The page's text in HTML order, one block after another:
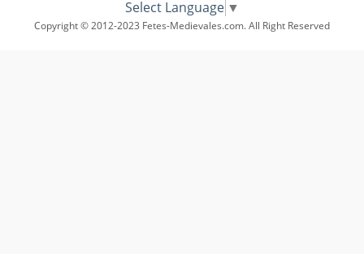
Select Language ▼
Copyright © 2012-2023 Fetes-Medievales.com. All Right Reserved